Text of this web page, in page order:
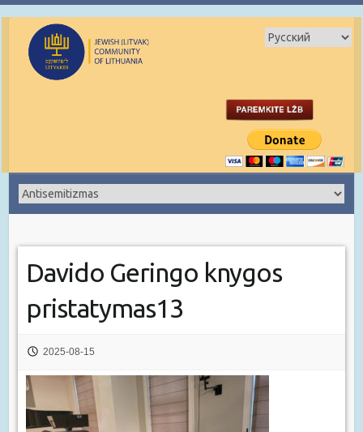
Davido Geringo knygos
pristatymas13
2025-08-15